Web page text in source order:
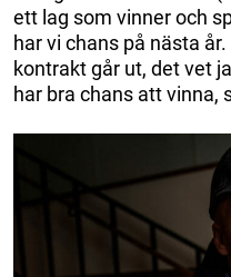
ett lag som vinner och
har vi chans på nästa
kontrakt går ut, det vet
har bra chans att vinna,